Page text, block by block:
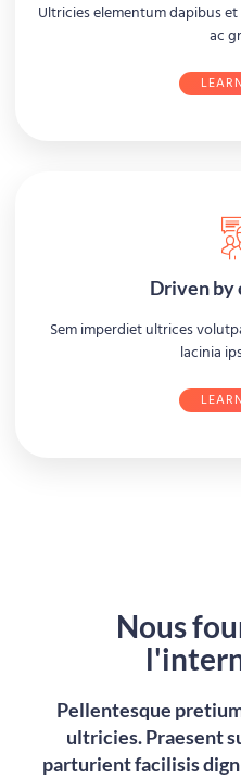
Ultricies elementum dapibus
ac
Driven by
Sem imperdiet ultrices
lacinia
Nous
Pellentesque
ultricies. Praesent
parturient facilisis